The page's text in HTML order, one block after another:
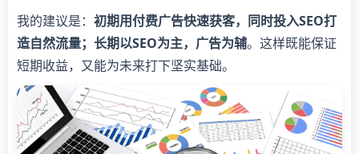
我的建议是： 初期用付费广告快速获客，同时投入SEO打
造自然流量；长期以SEO为主，广告为辅。这样既能保证
短期收益，又能为未来打下坚实基础。